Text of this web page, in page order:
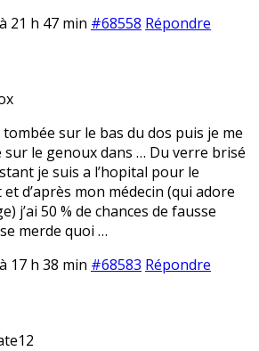
21 h 47 min #68558 Répondre
tombée sur le bas du dos puis je me
le genoux dans … Du verre brisé
je suis a l’hopital pour le
d’après mon médecin (qui adore
j’ai 50 % de chances de fausse
merde quoi …
17 h 38 min #68583 Répondre